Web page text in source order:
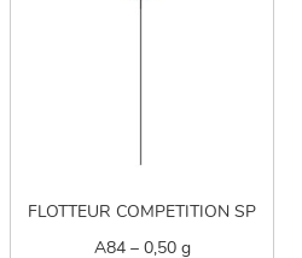
FLOTTEUR COMPETITION SP
A84 – 0,50 g